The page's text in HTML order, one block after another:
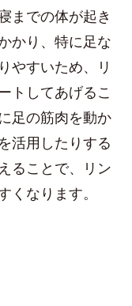
までの体が起き
かり、特に足な
やすいため、リ
トしてあげるこ
足の筋肉を動か
活用したりする
ることで、リン
くなります。